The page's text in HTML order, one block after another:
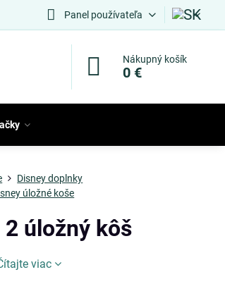
Panel používateľa
Nákupný košík
0 €
Disney doplnky
úložné koše
2 úložný kôš
viac